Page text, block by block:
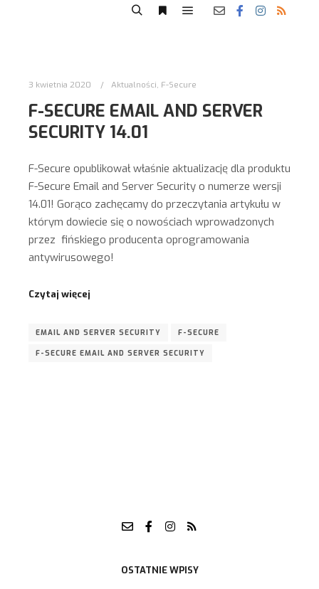
3 kwietnia 2020 Aktualności, F-Secure
F-SECURE EMAIL AND SERVER
SECURITY 14.01
F-Secure opublikował właśnie aktualizację dla produktu
F-Secure Email and Server Security o numerze wersji
14.01! Gorąco zachęcamy do przeczytania artykułu w
którym dowiecie się o nowościach wprowadzonych
przez fińskiego producenta oprogramowania
antywirusowego!
Czytaj więcej
EMAIL AND SERVER SECURITY F-SECURE
F-SECURE EMAIL AND SERVER SECURITY
OSTATNIE WPISY